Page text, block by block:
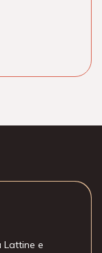
Lattine e